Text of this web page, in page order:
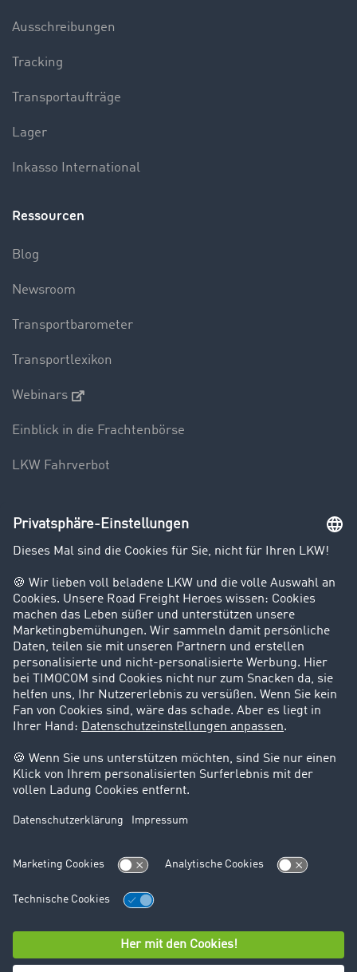
Ausschreibungen
Tracking
Transportaufträge
Lager
Inkasso International
Ressourcen
Blog
Newsroom
Transportbarometer
Transportlexikon
Webinars
Einblick in die Frachtenbörse
LKW Fahrverbot
Unternehmen
Kunden werben Kunden
Success Stories
Karriere
Support
Kontakt
Rechtliches
Impressum
AGB